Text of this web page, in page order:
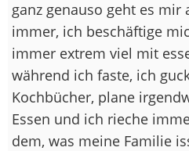
ganz genauso geht es mir
immer, ich beschäftige
immer extrem viel mit
während ich faste, ich
Kochbücher, plane
Essen und ich rieche
dem, was meine Familie